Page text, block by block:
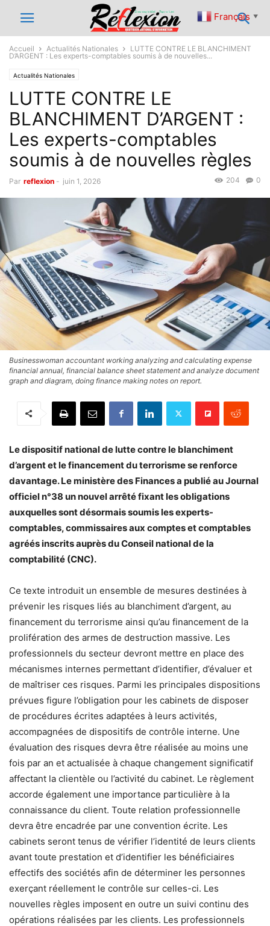
Accueil Actualités Nationales
LUTTE CONTRE LE BLANCHIMENT
D’ARGENT : Les experts-comptables soumis à de nouvelles...
Actualités Nationales
LUTTE CONTRE LE
BLANCHIMENT D’ARGENT :
Les experts-comptables
soumis à de nouvelles règles
Par reflexion - juin 1, 2026 0
204
Businesswoman accountant working analyzing and calculating expense
financial annual, financial balance sheet statement and analyze document
graph and diagram, doing finance making notes on report.
Le dispositif national de lutte contre le blanchiment
d’argent et le financement du terrorisme se renforce
davantage. Le ministère des Finances a publié au Journal
officiel n°38 un nouvel arrêté fixant les obligations
auxquelles sont désormais soumis les experts-
comptables, commissaires aux comptes et comptables
agréés inscrits auprès du Conseil national de la
comptabilité (CNC).
Ce texte introduit un ensemble de mesures destinées à
prévenir les risques liés au blanchiment d’argent, au
financement du terrorisme ainsi qu’au financement de la
prolifération des armes de destruction massive. Les
professionnels du secteur devront mettre en place des
mécanismes internes permettant d’identifier, d’évaluer et
de maîtriser ces risques. Parmi les principales dispositions
prévues figure l’obligation pour les cabinets de disposer
de procédures écrites adaptées à leurs activités,
accompagnées de dispositifs de contrôle interne. Une
évaluation des risques devra être réalisée au moins une
fois par an et actualisée à chaque changement significatif
affectant la clientèle ou l’activité du cabinet. Le règlement
accorde également une importance particulière à la
connaissance du client. Toute relation professionnelle
devra être encadrée par une convention écrite. Les
cabinets seront tenus de vérifier l’identité de leurs clients
avant toute prestation et d’identifier les bénéficiaires
effectifs des sociétés afin de déterminer les personnes
exerçant réellement le contrôle sur celles-ci. Les
nouvelles règles imposent en outre un suivi continu des
opérations réalisées par les clients. Les professionnels
Français ▼